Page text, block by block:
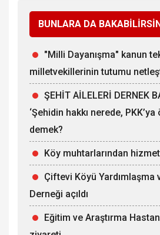
BUNLARA DA
"Milli Dayanışma" kanun
milletvekillerinin tutumu
ŞEHİT AİLELERİ DERNEK
‘Şehidin hakkı nerede,
demek?
Köy muhtarlarından
Çiftevi Köyü Yardımlaşma
Derneği açıldı
Eğitim ve Araştırma